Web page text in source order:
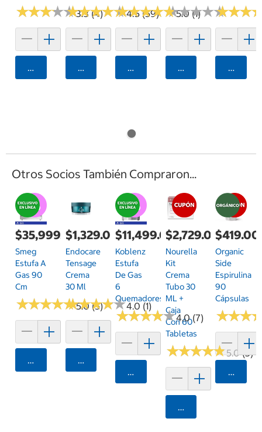
★★★★★
★★★★★3.3 (4)
Agregar
★★★★★
★★★★★4.5 (59)
Agregar
★★★★★
★★★★★5.0 (1)
Agregar
★★★★★
★★★★★
Agregar
★★★
★★★
Otros Socios También Compraron...
$35,999.00
Smeg
Estufa A
Gas 90
Cm
★★★★★
★★★★★5.0 (5)
Agregar
$1,329.00
Endocare
Tensage
Crema
30 Ml
★★★★★
★★★★★4.0 (1)
Agregar
$11,499.00
Koblenz
Estufa
De Gas
6
Quemadores
★★★★★
★★★★★4.0 (7)
Agregar
$2,729.00
Nourella
Kit
Crema
Tubo 30
ML +
Caja
Con 60
Tabletas
★★★★★
★★★★★5.0 (3)
Agregar
$419.00
Organic
Side
Espirulina
90
Cápsulas
★★★
★★★